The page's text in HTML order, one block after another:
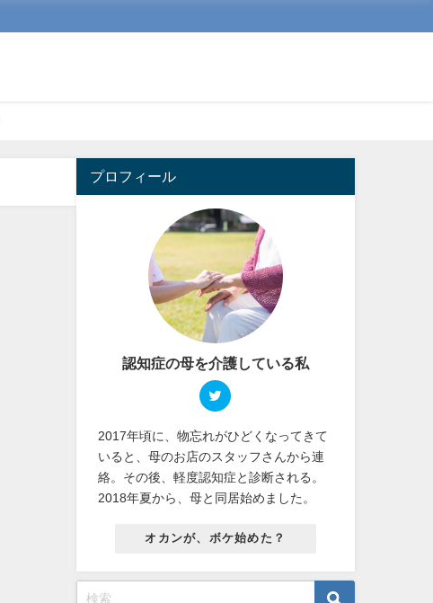
プロフィール
認知症の母を介護している私
2017年頃に、物忘れがひどくなってきて
いると、母のお店のスタッフさんから連
絡。その後、軽度認知症と診断される。
2018年夏から、母と同居始めました。
オカンが、ボケ始めた？